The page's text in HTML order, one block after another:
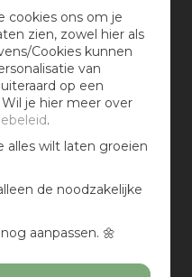
cookies ons om je
zien, zowel hier als
Cookies kunnen
van
op een
je hier meer over
.
alles wilt laten groeien
de noodzakelijke
aanpassen. 🌼